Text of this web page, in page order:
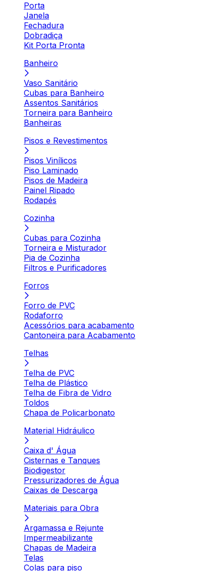
Porta
Janela
Fechadura
Dobradiça
Kit Porta Pronta
Banheiro
Vaso Sanitário
Cubas para Banheiro
Assentos Sanitários
Torneira para Banheiro
Banheiras
Pisos e Revestimentos
Pisos Vinílicos
Piso Laminado
Pisos de Madeira
Painel Ripado
Rodapés
Cozinha
Cubas para Cozinha
Torneira e Misturador
Pia de Cozinha
Filtros e Purificadores
Forros
Forro de PVC
Rodaforro
Acessórios para acabamento
Cantoneira para Acabamento
Telhas
Telha de PVC
Telha de Plástico
Telha de Fibra de Vidro
Toldos
Chapa de Policarbonato
Material Hidráulico
Caixa d' Água
Cisternas e Tanques
Biodigestor
Pressurizadores de Água
Caixas de Descarga
Materiais para Obra
Argamassa e Rejunte
Impermeabilizante
Chapas de Madeira
Telas
Colas para piso